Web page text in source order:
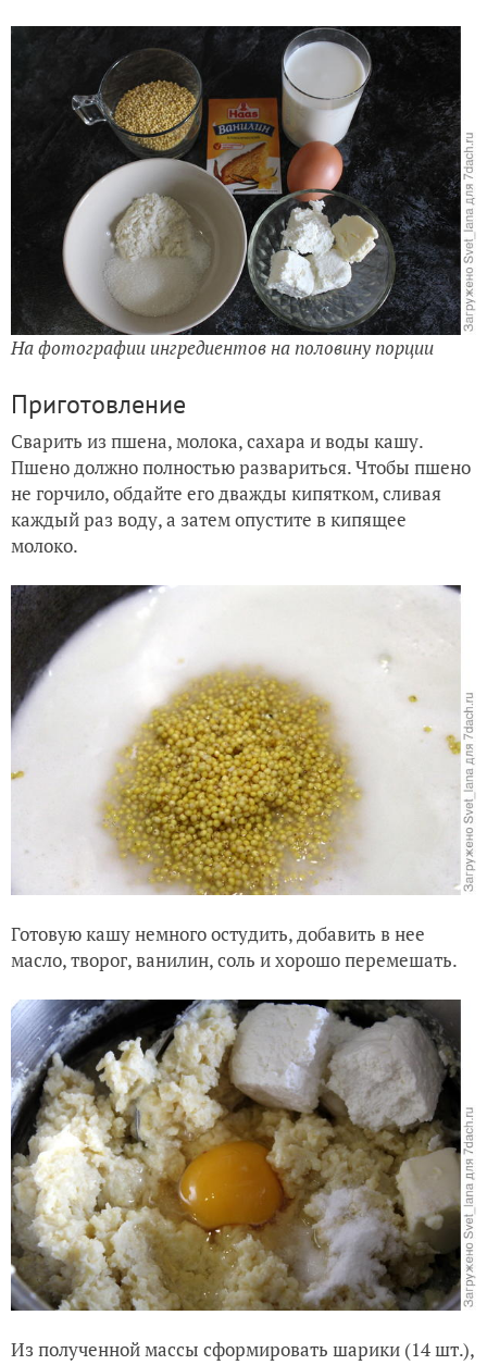
На фотографии ингредиентов на половину порции
Приготовление
Сварить из пшена, молока, сахара и воды кашу.
Пшено должно полностью развариться. Чтобы пшено
не горчило, обдайте его дважды кипятком, сливая
каждый раз воду, а затем опустите в кипящее
молоко.
Готовую кашу немного остудить, добавить в нее
масло, творог, ванилин, соль и хорошо перемешать.
Из полученной массы сформировать шарики (14 шт.),